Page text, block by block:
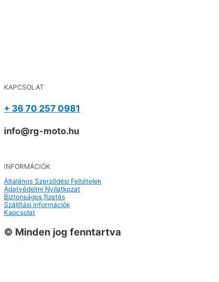
KAPCSOLAT
+ 36 70 257 0981
info@rg-moto.hu
INFORMÁCIÓK
Általános Szerződési Feltételek
Adatvédelmi Nyilatkozat
Biztonságos fizetés
Szállítási információk
Kapcsolat
© Minden jog fenntartva